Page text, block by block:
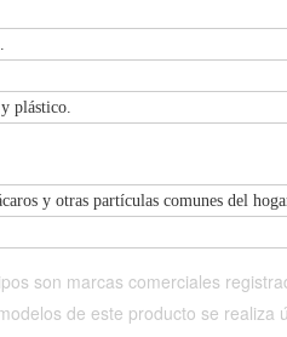
plástico.
y otras partículas comunes del
son marcas comerciales
de este producto se realiza